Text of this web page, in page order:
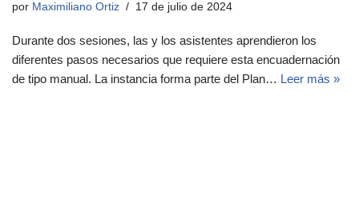
por Maximiliano Ortiz 17 de julio de 2024
Durante dos sesiones, las y los asistentes aprendieron los
diferentes pasos necesarios que requiere esta encuadernación
de tipo manual. La instancia forma parte del Plan… Leer más »